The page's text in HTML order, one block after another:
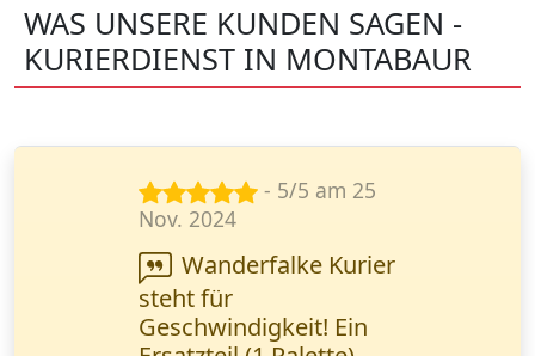
WAS UNSERE KUNDEN SAGEN -
KURIERDIENST IN MONTABAUR
- 5/5 am 5
Jan. 2024
Schnelle Lieferung
technischer
Dokumentationen -